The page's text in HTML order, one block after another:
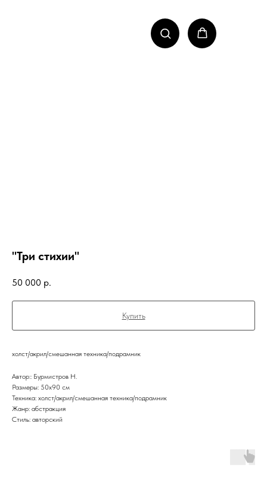
"Три стихии"
50 000 р.
Купить
холст/акрил/смешанная техника/подрамник
Автор:: Бурмистров Н.
Размеры: 50х90 см
Техника: холст/акрил/смешанная техника/подрамник
Жанр: абстракция
Стиль: авторский